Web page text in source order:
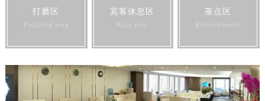
打磨区
Polished area
宾客休息区
Rest area
茶点区
Refreshments